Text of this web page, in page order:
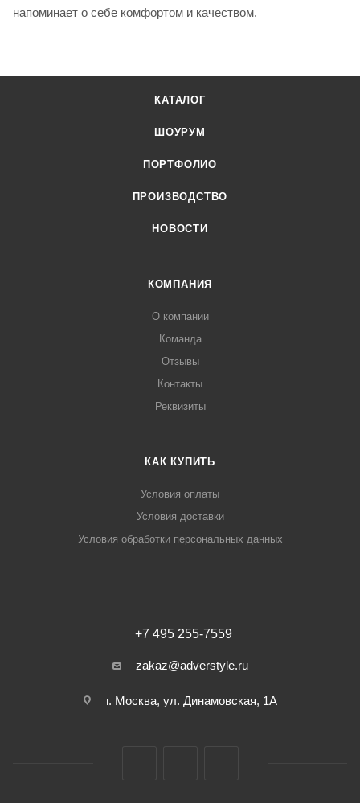
напоминает о себе комфортом и качеством.
КАТАЛОГ
ШОУРУМ
ПОРТФОЛИО
ПРОИЗВОДСТВО
НОВОСТИ
КОМПАНИЯ
О компании
Команда
Отзывы
Контакты
Реквизиты
КАК КУПИТЬ
Условия оплаты
Условия доставки
Условия обработки персональных данных
+7 495 255-7559
zakaz@adverstyle.ru
г. Москва, ул. Динамовская, 1А